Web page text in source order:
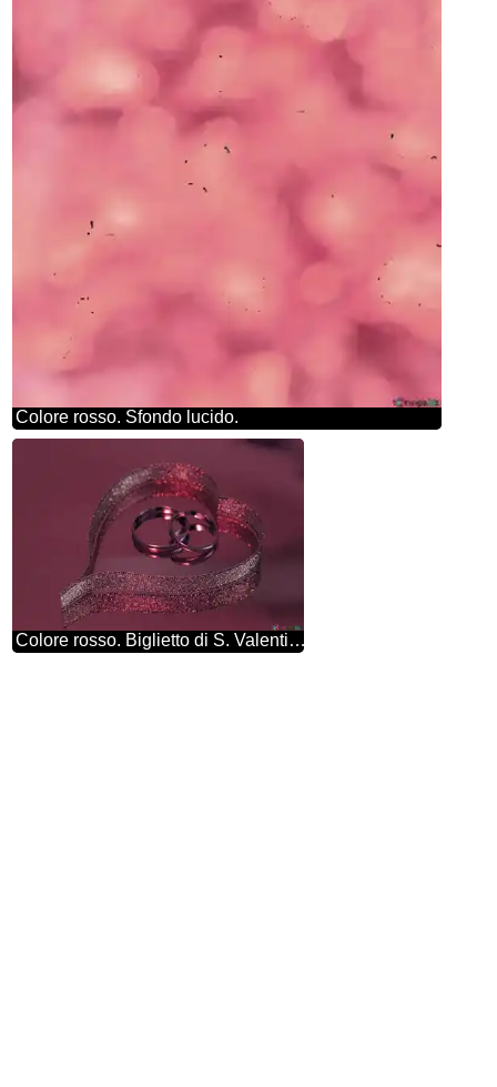
Colore rosso. Sfondo lucido.
Colore rosso. Biglietto di S. Valentino di Oro Nastro anelli.